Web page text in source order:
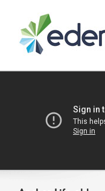
content